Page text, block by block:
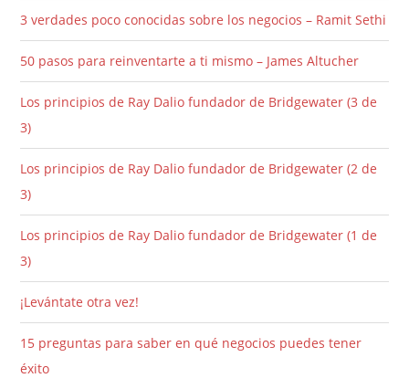
3 verdades poco conocidas sobre los negocios – Ramit Sethi
50 pasos para reinventarte a ti mismo – James Altucher
Los principios de Ray Dalio fundador de Bridgewater (3 de
3)
Los principios de Ray Dalio fundador de Bridgewater (2 de
3)
Los principios de Ray Dalio fundador de Bridgewater (1 de
3)
¡Levántate otra vez!
15 preguntas para saber en qué negocios puedes tener
éxito